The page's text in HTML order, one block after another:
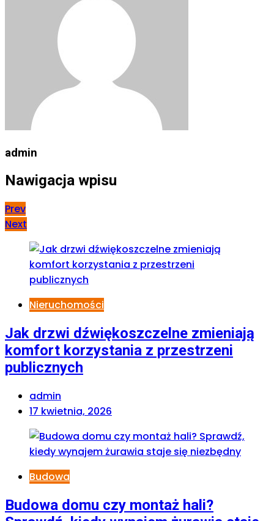
admin
Nawigacja wpisu
Prev
Next
Nieruchomości
Jak drzwi dźwiękoszczelne zmieniają
komfort korzystania z przestrzeni
publicznych
admin
17 kwietnia, 2026
Budowa
Budowa domu czy montaż hali?